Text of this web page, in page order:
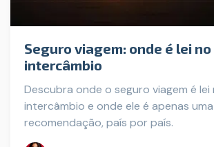
Seguro viagem: onde é lei no
intercâmbio
Descubra onde o seguro viagem é lei
intercâmbio e onde ele é apenas uma
recomendação, país por país.